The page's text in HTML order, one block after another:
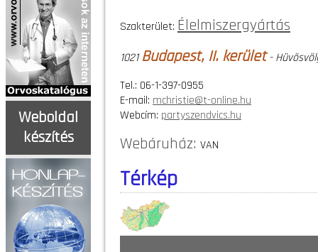
Weboldal
készítés
Szakterület: Élelmiszergyártás
1021Budapest, II. kerület-
Tel.: 06-1-397-0955
E-mail: mchristie@t-online.hu
Webcím: partyszendvics.hu
Webáruház: VAN
Térkép